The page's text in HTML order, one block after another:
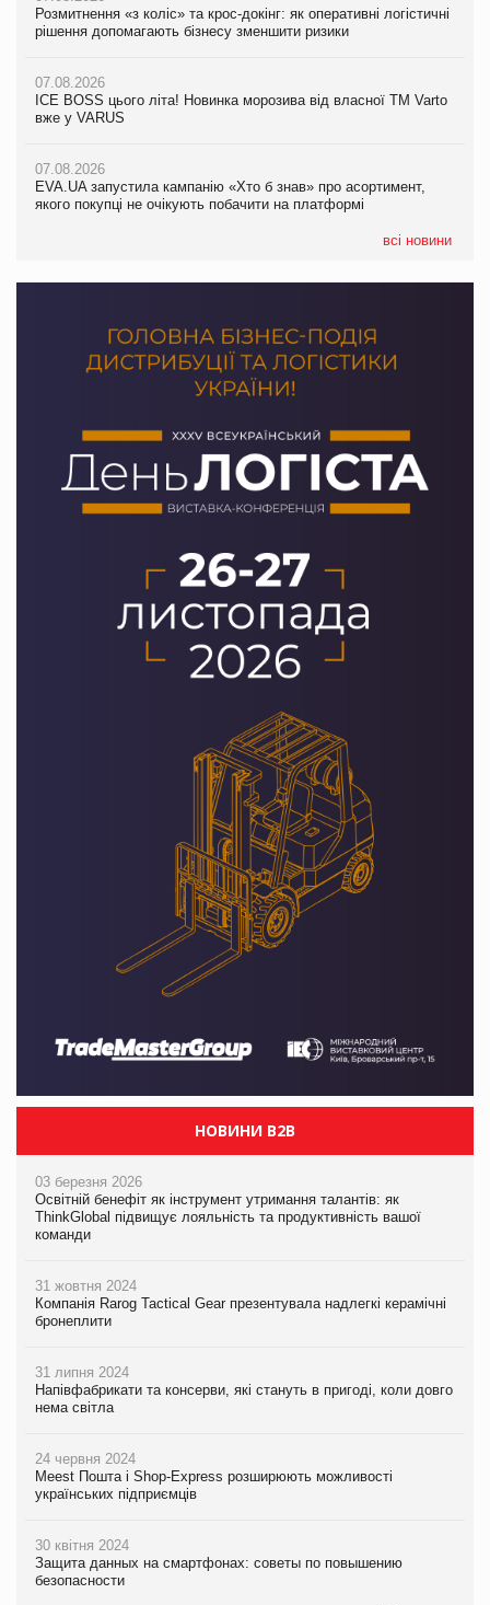
Розмитнення «з коліс» та крос-докінг: як оперативні логістичні
рішення допомагають бізнесу зменшити ризики
07.08.2026
ICE BOSS цього літа! Новинка морозива від власної ТМ Varto
вже у VARUS
07.08.2026
EVA.UA запустила кампанію «Хто б знав» про асортимент,
якого покупці не очікують побачити на платформі
всі новини
07.08.2026
EVA.UA запустила кампанію «Хто б знав» про асортимент,
06.08.2026
Смачна новинка для хвостатих: у VARUS з’явилися паучі
05.08.2026
Мережа супермаркетів VARUS купує мережу магазинів
Kraft Heinz скоротила збиток у першому півріччі
Продажі Hugo Boss впали на 9%
НОВИНИ B2B
03 березня 2026
Освітній бенефіт як інструмент утримання талантів: як
ThinkGlobal підвищує лояльність та продуктивність вашої
команди
31 жовтня 2024
Компанія Rarog Tactical Gear презентувала надлегкі керамічні
бронеплити
31 липня 2024
Напівфабрикати та консерви, які стануть в пригоді, коли довго
нема світла
24 червня 2024
Meest Пошта і Shop-Express розширюють можливості
українських підприємців
30 квітня 2024
Защита данных на смартфонах: советы по повышению
безопасности